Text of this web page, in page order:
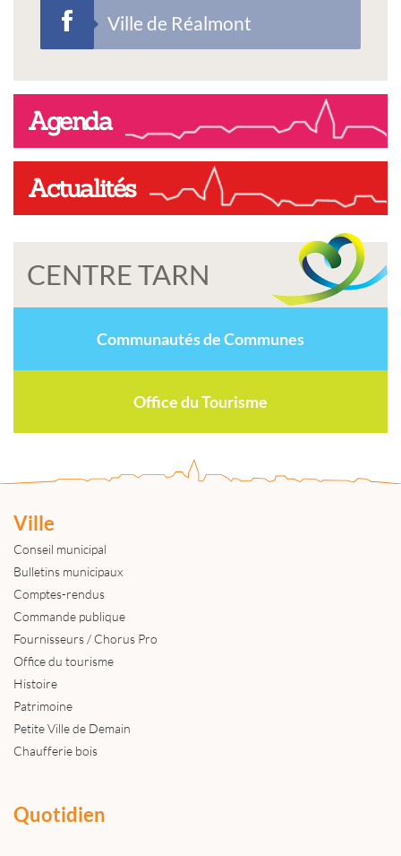
Ville de Réalmont
Agenda
Actualités
CENTRE TARN
Communautés de Communes
Office du Tourisme
Ville
Conseil municipal
Bulletins municipaux
Comptes-rendus
Commande publique
Fournisseurs / Chorus Pro
Office du tourisme
Histoire
Patrimoine
Petite Ville de Demain
Chaufferie bois
Quotidien